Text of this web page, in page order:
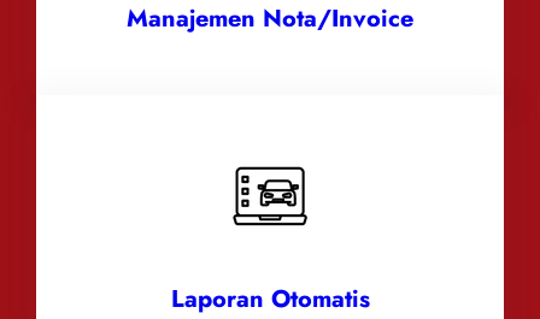
Manajemen Nota/Invoice
Laporan Otomatis